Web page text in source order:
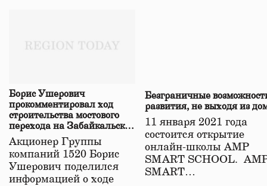
Борис Ушерович
прокомментировал ход
строительства мостового
перехода на Забайкальской
железной дороге
Акционер Группы
компаний 1520 Борис
Ушерович поделился
информацией о ходе
Безграничные
развития, не выходя из
11 января 2021 года
состоится открытие
онлайн-школы АМР
SMART SCHOOL.
SMART…